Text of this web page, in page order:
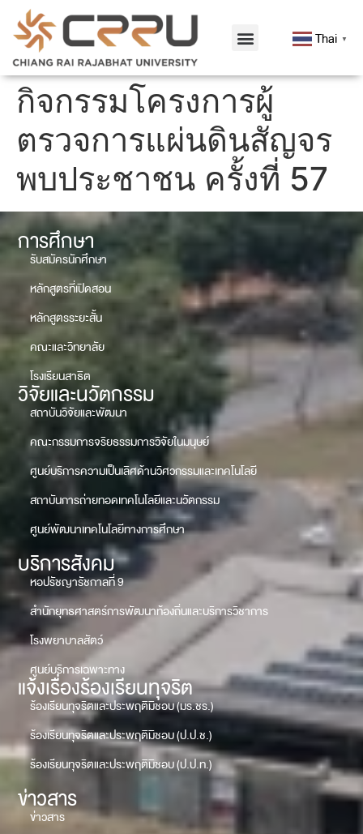
Thai ▼
กิจกรรมโครงการผู้
ตรวจการแผ่นดินสัญจร
พบประชาชน ครั้งที่ 57
การศึกษา
รับสมัครนักศึกษา
หลักสูตรที่เปิดสอน
หลักสูตรระยะสั้น
คณะและวิทยาลัย
โรงเรียนสาธิต
วิจัยและนวัตกรรม
สถาบันวิจัยและพัฒนา
คณะกรรมการจริยธรรมการวิจัยในมนุษย์
ศูนย์บริการความเป็นเลิศด้านวิศวกรรมและเทคโนโลยี
สถาบันการถ่ายทอดเทคโนโลยีและนวัตกรรม
ศูนย์พัฒนาเทคโนโลยีทางการศึกษา
บริการสังคม
หอปรัชญารัชกาลที่ 9
สำนักยุทธศาสตร์การพัฒนาท้องถิ่นและบริการวิชาการ
โรงพยาบาลสัตว์
ศูนย์บริการเฉพาะทาง
แจ้งเรื่องร้องเรียนทุจริต
ร้องเรียนทุจริตและประพฤติมิชอบ (มร.ชร.)
ร้องเรียนทุจริตและประพฤติมิชอบ (ป.ป.ช.)
ร้องเรียนทุจริตและประพฤติมิชอบ (ป.ป.ท.)
ข่าวสาร
ข่าวสาร